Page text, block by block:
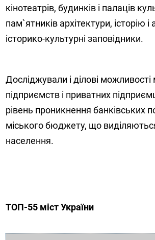
кінотеатрів, будинків і палаців
пам`ятників архітектури, історію і
історико-культурні заповідники.
Досліджували і ділові можливості
підприємств і приватних
рівень проникнення банківських
міського бюджету, що
населення.
ТОП-55 міст України